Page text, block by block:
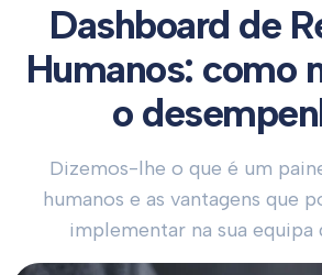
Dashboard de
Humanos: como
o
Dizemos-lhe o que é um
humanos e as vantagens que
implementar na sua equipa